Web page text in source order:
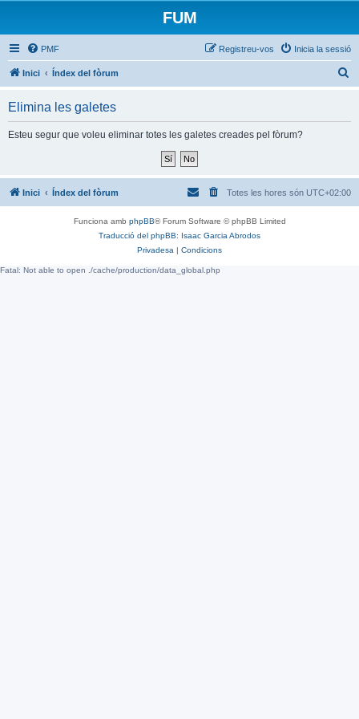
FUM
PMF Inicia la sessió
Registreu-vos
Inici Índex del fòrum
Elimina les galetes
Esteu segur que voleu eliminar totes les galetes creades pel fòrum?
Inici Índex del fòrum Totes les hores són UTC+02:00
Funciona amb phpBB® Forum Software © phpBB Limited
Traducció del phpBB: Isaac Garcia Abrodos
Privadesa | Condicions
Fatal: Not able to open ./cache/production/data_global.php